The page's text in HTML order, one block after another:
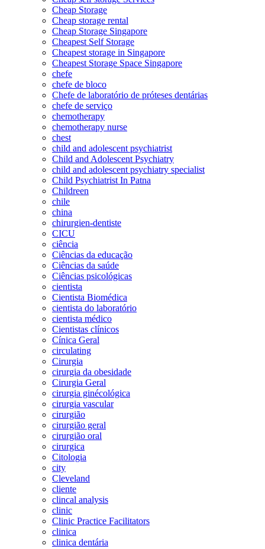
Cheap Storage
Cheap storage rental
Cheap Storage Singapore
Cheapest Self Storage
Cheapest storage in Singapore
Cheapest Storage Space Singapore
chefe
chefe de bloco
Chefe de laboratório de próteses dentárias
chefe de serviço
chemotherapy
chemotherapy nurse
chest
child and adolescent psychiatrist
Child and Adolescent Psychiatry
child and adolescent psychiatry specialist
Child Psychiatrist In Patna
Childreen
chile
china
chirurgien-dentiste
CICU
ciência
Ciências da educação
Ciências da saúde
Ciências psicológicas
cientista
Cientista Biomédica
cientista do laboratório
cientista médico
Cientistas clínicos
Cínica Geral
circulating
Cirurgia
cirurgia da obesidade
Cirurgia Geral
cirurgia ginécológica
cirurgia vascular
cirurgião
cirurgião geral
cirurgião oral
cirurgica
Citologia
city
Cleveland
cliente
clincal analysis
clinic
Clinic Practice Facilitators
clinica
clinica dentária